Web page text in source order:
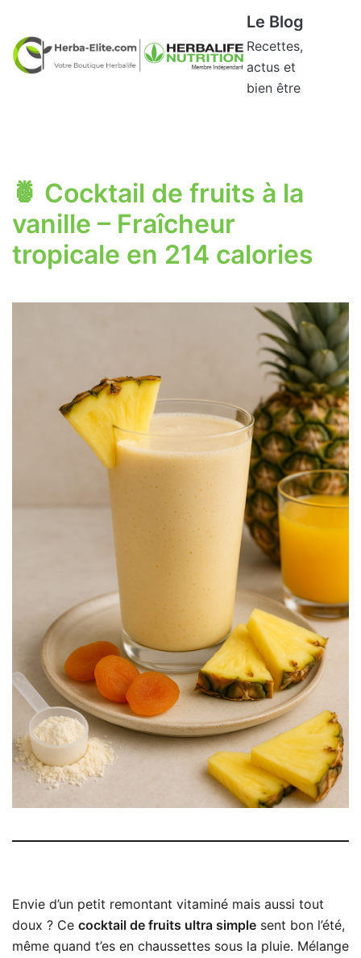
contenu
Le Blog
Recettes,
actus et
bien être
🍍 Cocktail de fruits à la
vanille – Fraîcheur
tropicale en 214 calories
Envie d’un petit remontant vitaminé mais aussi tout
doux ? Ce cocktail de fruits ultra simple sent bon l’été,
même quand t’es en chaussettes sous la pluie. Mélange